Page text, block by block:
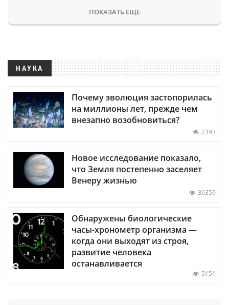
ПОКАЗАТЬ ЕЩЕ
НАУКА
Почему эволюция застопорилась
на миллионы лет, прежде чем
внезапно возобновиться?
2393
Новое исследование показало,
что Земля постепенно заселяет
Венеру жизнью
36359
Обнаружены биологические
часы-хронометр организма —
когда они выходят из строя,
развитие человека
останавливается
5151